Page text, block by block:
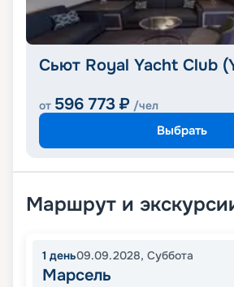
Сьют Royal Yacht Club
от 596 773 ₽ /чел
Выбрать
Маршрут и
1 день09.09.2028, Суббота
Марсель